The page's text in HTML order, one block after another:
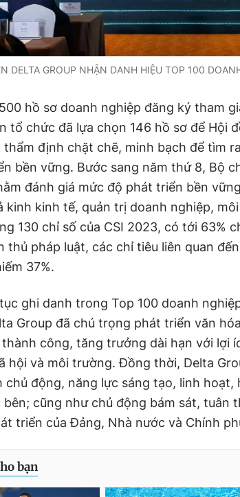
DELTA GROUP NHẬN DANH HIỆU TOP 100
hồ sơ doanh nghiệp đăng ký tham
tổ chức đã lựa chọn 146 hồ sơ để Hội
thẩm định chặt chẽ, minh bạch để tìm
bền vững. Bước sang năm thứ 8, Bộ
đánh giá mức độ phát triển bền
kinh kinh tế, quản trị doanh nghiệp,
130 chỉ số của CSI 2023, có tới 63%
thủ pháp luật, các chỉ tiêu liên quan
37%.
ghi danh trong Top 100 doanh
Group đã chú trọng phát triển văn
công, tăng trưởng dài hạn với lợi
hội và môi trường. Đồng thời, Delta
chủ động, năng lực sáng tạo, linh
bên; cũng như chủ động bám sát, tuân
triển của Đảng, Nhà nước và Chính